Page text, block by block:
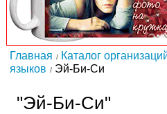
Главная
Каталог
языков
Эй-Би-Си
"Эй-Би-Си"